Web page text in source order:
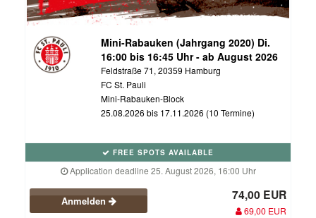
Mini-Rabauken (Jahrgang 2020) Di.
16:00 bis 16:45 Uhr - ab August 2026
Feldstraße 71, 20359 Hamburg
FC St. Pauli
Mini-Rabauken-Block
25.08.2026 bis 17.11.2026 (10 Termine)
FREE SPOTS AVAILABLE
Application deadline 25. August 2026, 16:00 Uhr
Anmelden 74,00 EUR
69,00 EUR